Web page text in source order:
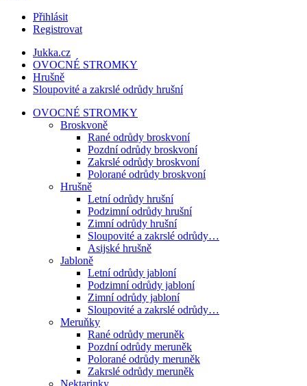
Přihlásit
Registrovat
Jukka.cz
OVOCNÉ STROMKY
Hrušně
Sloupovité a zakrslé odrůdy hrušní
OVOCNÉ STROMKY
Broskvoně
Rané odrůdy broskvoní
Pozdní odrůdy broskvoní
Zakrslé odrůdy broskvoní
Polorané odrůdy broskvoní
Hrušně
Letní odrůdy hrušní
Podzimní odrůdy hrušní
Zimní odrůdy hrušní
Sloupovité a zakrslé odrůdy…
Asijské hrušně
Jabloně
Letní odrůdy jabloní
Podzimní odrůdy jabloní
Zimní odrůdy jabloní
Sloupovité a zakrslé odrůdy…
Meruňky
Rané odrůdy meruněk
Pozdní odrůdy meruněk
Polorané odrůdy meruněk
Zakrslé odrůdy meruněk
Nektarinky